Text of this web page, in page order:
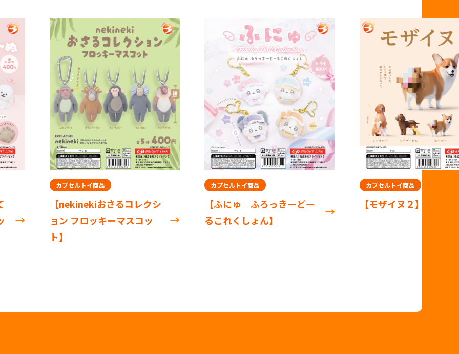
カプセルトイ商品
nekinekiおさるコレクシ
ン フロッキーマスコッ
カプセルトイ商品
【ふにゅ ふろっきーどー
るこれくしょん】
カプセルトイ商品
【モザイヌ２】